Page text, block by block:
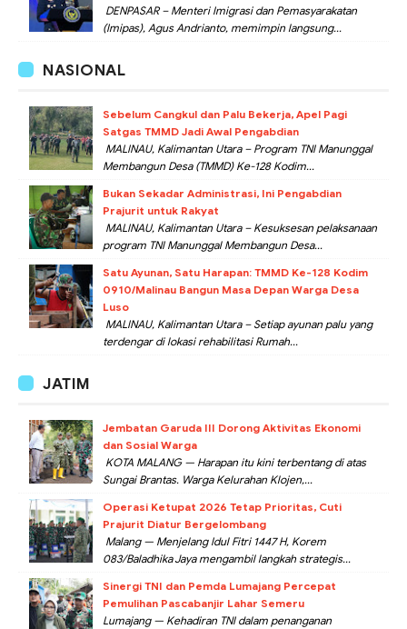
DENPASAR – Menteri Imigrasi dan Pemasyarakatan
(Imipas), Agus Andrianto, memimpin langsung...
NASIONAL
Sebelum Cangkul dan Palu Bekerja, Apel Pagi
Satgas TMMD Jadi Awal Pengabdian
MALINAU, Kalimantan Utara – Program TNI Manunggal
Membangun Desa (TMMD) Ke-128 Kodim...
Bukan Sekadar Administrasi, Ini Pengabdian
Prajurit untuk Rakyat
MALINAU, Kalimantan Utara – Kesuksesan pelaksanaan
program TNI Manunggal Membangun Desa...
Satu Ayunan, Satu Harapan: TMMD Ke-128 Kodim
0910/Malinau Bangun Masa Depan Warga Desa
Luso
MALINAU, Kalimantan Utara – Setiap ayunan palu yang
terdengar di lokasi rehabilitasi Rumah...
JATIM
Jembatan Garuda III Dorong Aktivitas Ekonomi
dan Sosial Warga
KOTA MALANG — Harapan itu kini terbentang di atas
Sungai Brantas. Warga Kelurahan Klojen,...
Operasi Ketupat 2026 Tetap Prioritas, Cuti
Prajurit Diatur Bergelombang
Malang — Menjelang Idul Fitri 1447 H, Korem
083/Baladhika Jaya mengambil langkah strategis...
Sinergi TNI dan Pemda Lumajang Percepat
Pemulihan Pascabanjir Lahar Semeru
Lumajang — Kehadiran TNI dalam penanganan